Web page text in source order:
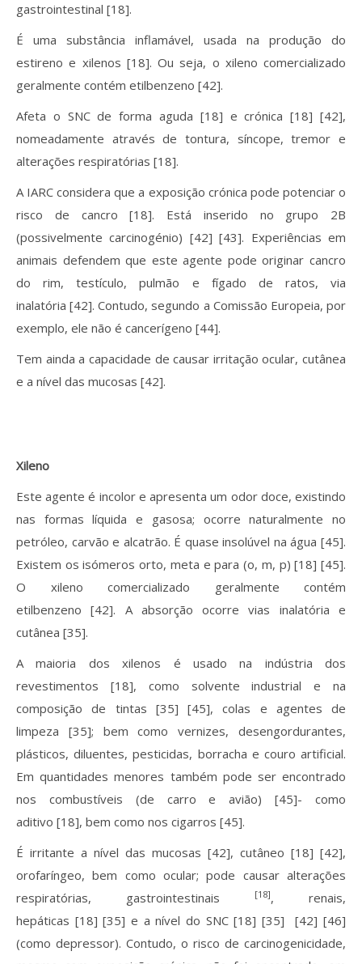
gastrointestinal [18].
É uma substância inflamável, usada na produção do
estireno e xilenos [18]. Ou seja, o xileno comercializado
geralmente contém etilbenzeno [42].
Afeta o SNC de forma aguda [18] e crónica [18] [42],
nomeadamente através de tontura, síncope, tremor e
alterações respiratórias [18].
A IARC considera que a exposição crónica pode potenciar o
risco de cancro [18]. Está inserido no grupo 2B
(possivelmente carcinogénio) [42] [43]. Experiências em
animais defendem que este agente pode originar cancro
do rim, testículo, pulmão e fígado de ratos, via
inalatória [42]. Contudo, segundo a Comissão Europeia, por
exemplo, ele não é cancerígeno [44].
Tem ainda a capacidade de causar irritação ocular, cutânea
e a nível das mucosas [42].
Xileno
Este agente é incolor e apresenta um odor doce, existindo
nas formas líquida e gasosa; ocorre naturalmente no
petróleo, carvão e alcatrão. É quase insolúvel na água [45].
Existem os isómeros orto, meta e para (o, m, p) [18] [45].
O xileno comercializado geralmente contém
etilbenzeno [42]. A absorção ocorre vias inalatória e
cutânea [35].
A maioria dos xilenos é usado na indústria dos
revestimentos [18], como solvente industrial e na
composição de tintas [35] [45], colas e agentes de
limpeza [35]; bem como vernizes, desengordurantes,
plásticos, diluentes, pesticidas, borracha e couro artificial.
Em quantidades menores também pode ser encontrado
nos combustíveis (de carro e avião) [45]- como
aditivo [18], bem como nos cigarros [45].
É irritante a nível das mucosas [42], cutâneo [18] [42],
orofaríngeo, bem como ocular; pode causar alterações
respiratórias, gastrointestinais [18], renais,
hepáticas [18] [35] e a nível do SNC [18] [35] [42] [46]
(como depressor). Contudo, o risco de carcinogenicidade,